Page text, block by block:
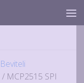
Beviteli
/ MCP2515 SPI